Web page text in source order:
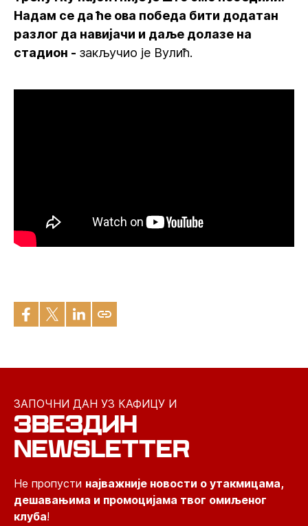
Надам се да ће ова победа бити додатан
разлог да навијачи и даље долазе на
стадион - закључио је Вулић.
ЗАПОЧНИ ДАН УЗ КАФИЦУ И
ЗВЕЗДИН
NEWSLETTER
Не пропусти најважније новости о утакмицама,
дешавањима и промоцијама твог омиљеног
клуба!